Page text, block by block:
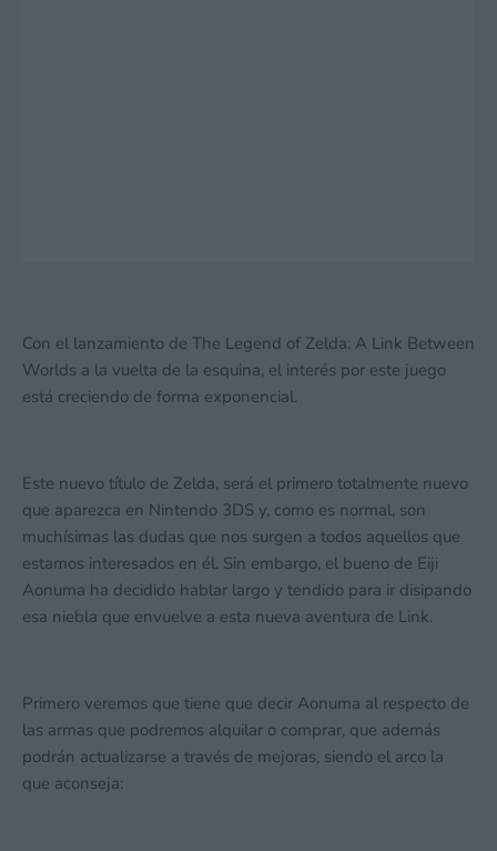
Con el lanzamiento de The Legend of Zelda: A Link Between
Worlds a la vuelta de la esquina, el interés por este juego
está creciendo de forma exponencial.
Este nuevo título de Zelda, será el primero totalmente nuevo
que aparezca en Nintendo 3DS y, como es normal, son
muchísimas las dudas que nos surgen a todos aquellos que
estamos interesados en él. Sin embargo, el bueno de Eiji
Aonuma ha decidido hablar largo y tendido para ir disipando
esa niebla que envuelve a esta nueva aventura de Link.
Primero veremos que tiene que decir Aonuma al respecto de
las armas que podremos alquilar o comprar, que además
podrán actualizarse a través de mejoras, siendo el arco la
que aconseja: